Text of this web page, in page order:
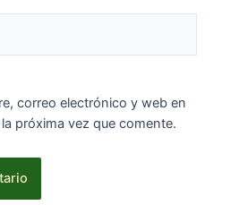
correo electrónico y web en
próxima vez que comente.